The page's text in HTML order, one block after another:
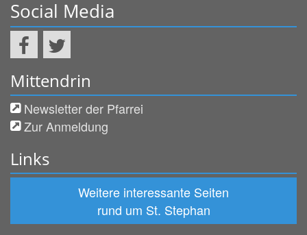
Social Media
Mittendrin
Newsletter der Pfarrei
Zur Anmeldung
Links
Weitere interessante Seiten
rund um St. Stephan